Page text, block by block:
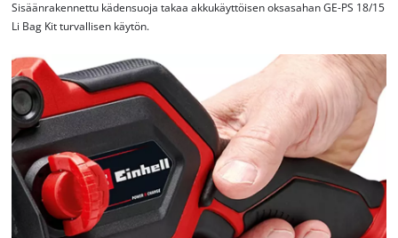
Sisäänrakennettu kädensuoja takaa akkukäyttöisen oksasahan GE-PS 18/15
Li Bag Kit turvallisen käytön.